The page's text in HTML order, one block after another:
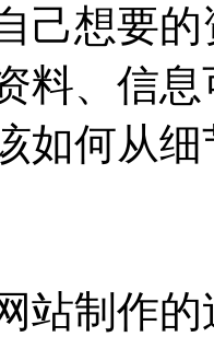
己想要
料、信
如何从
站制作